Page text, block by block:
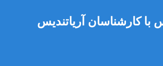
بافت تماس داشت ، سطح با مقداری زیادی آب
.
با کارشناسان آریاتندیس